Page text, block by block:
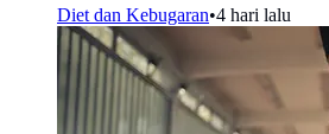
Diet dan Kebugaran•4 hari lalu